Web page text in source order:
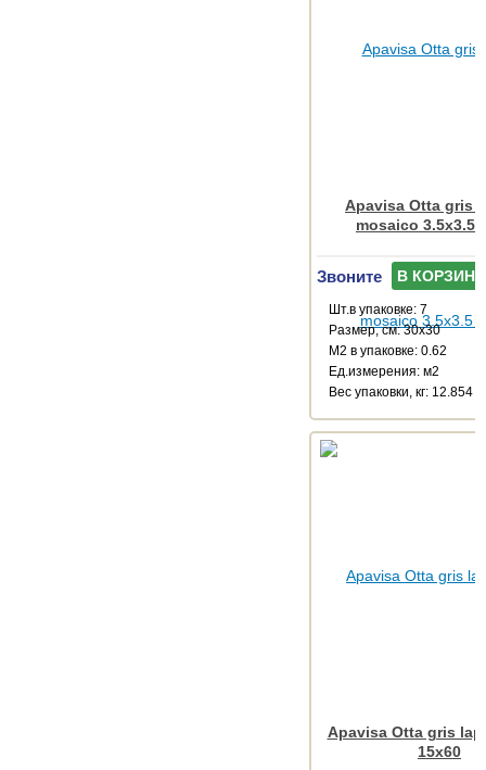
Apavisa Otta gris
mosaico 3.5x3.5
Звоните В КОРЗИНУ
Шт.в упаковке: 7
Размер, см: 30x30
М2 в упаковке: 0.62
Ед.измерения: м2
Веc упаковки, кг: 12.854
Apavisa Otta gris
15x60